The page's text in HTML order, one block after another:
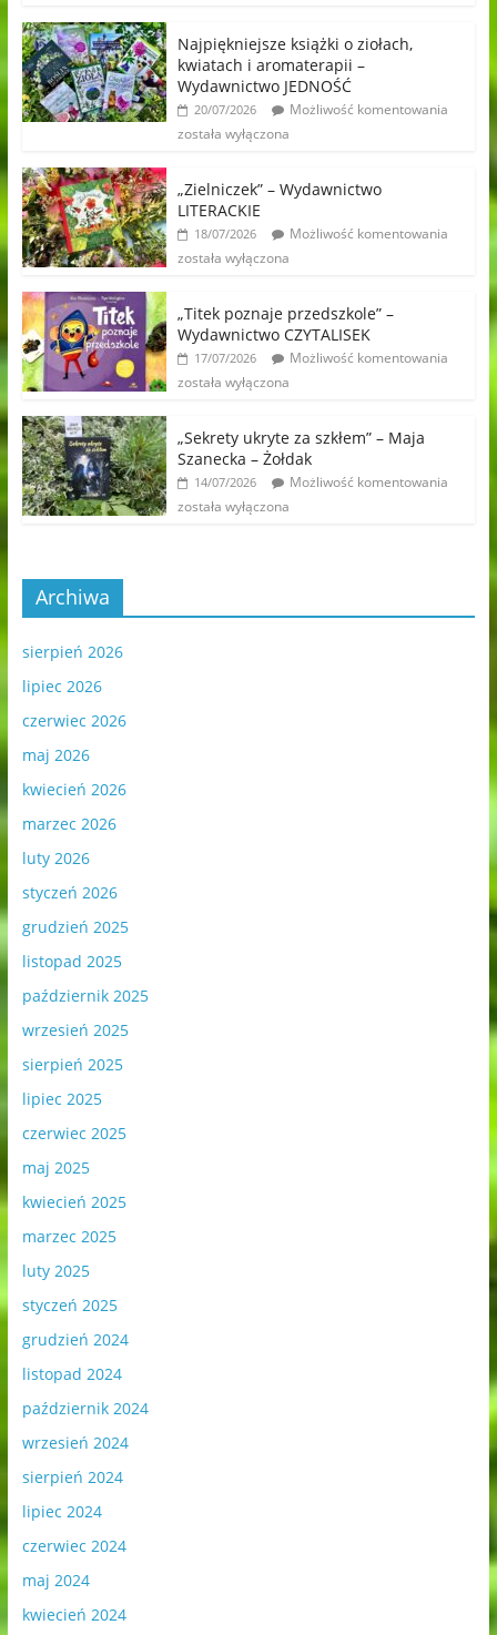
Najpiękniejsze książki o ziołach,
kwiatach i aromaterapii –
Wydawnictwo JEDNOŚĆ
20/07/2026
Możliwość komentowania
została wyłączona
„Zielniczek” – Wydawnictwo
LITERACKIE
18/07/2026
Możliwość komentowania
została wyłączona
„Titek poznaje przedszkole” –
Wydawnictwo CZYTALISEK
17/07/2026
Możliwość komentowania
została wyłączona
„Sekrety ukryte za szkłem” – Maja
Szanecka – Żołdak
14/07/2026
Możliwość komentowania
została wyłączona
Archiwa
sierpień 2026
lipiec 2026
czerwiec 2026
maj 2026
kwiecień 2026
marzec 2026
luty 2026
styczeń 2026
grudzień 2025
listopad 2025
październik 2025
wrzesień 2025
sierpień 2025
lipiec 2025
czerwiec 2025
maj 2025
kwiecień 2025
marzec 2025
luty 2025
styczeń 2025
grudzień 2024
listopad 2024
październik 2024
wrzesień 2024
sierpień 2024
lipiec 2024
czerwiec 2024
maj 2024
kwiecień 2024